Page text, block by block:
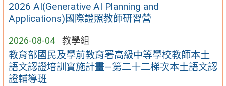
2026 AI(Generative AI Planning and
Applications)國際證照教師研習營
2026-08-04 教學組
教育部國民及學前教育署高級中等學校教師本土
語文認證培訓實施計畫—第二十二梯次本土語文認
證輔導班